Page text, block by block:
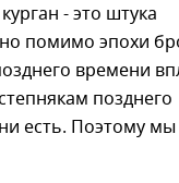
- это штука
но помимо эпохи
времени
позднего
есть. Поэтому мы